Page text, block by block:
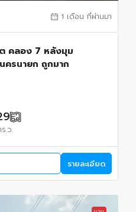
1 เดือน ที่ผ่านมา
คลอง 7 หลังมุม
รนายก ถูกมาก
.ว.
รายละเอียด